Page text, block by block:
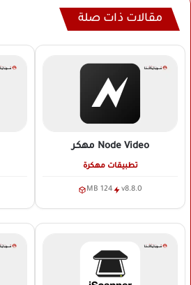
مقالات ذات صلة
Node Video مهكر
تطبيقات مهكرة
v8.8.0
124 MB